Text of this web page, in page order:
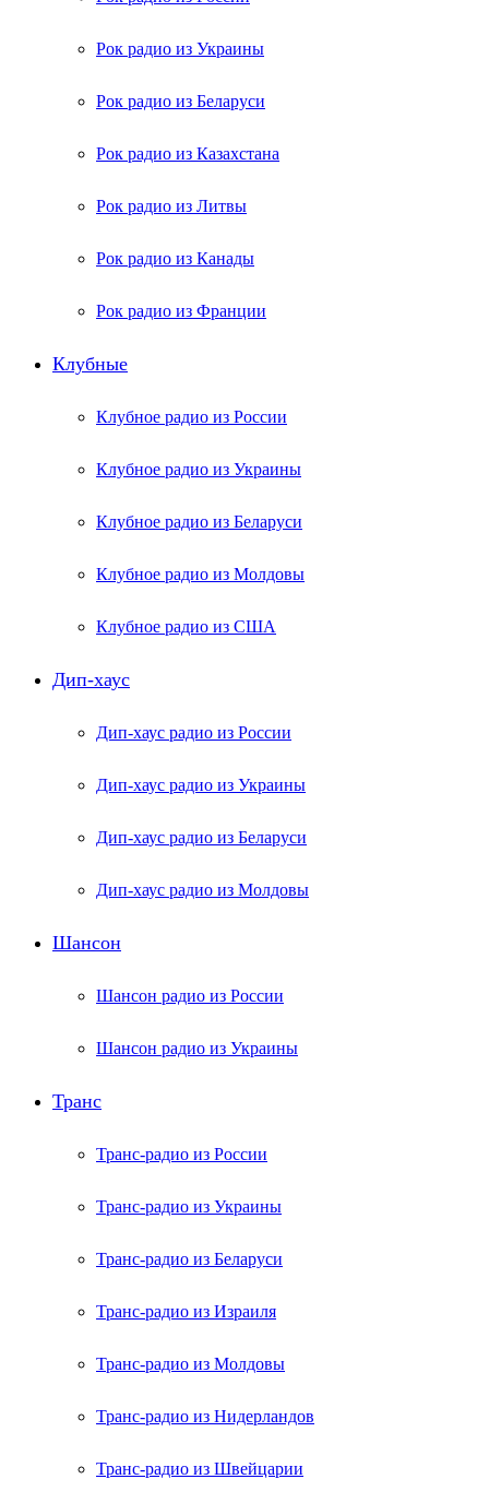
Рок радио из Украины
Рок радио из Беларуси
Рок радио из Казахстана
Рок радио из Литвы
Рок радио из Канады
Рок радио из Франции
Клубные
Клубное радио из России
Клубное радио из Украины
Клубное радио из Беларуси
Клубное радио из Молдовы
Клубное радио из США
Дип-хаус
Дип-хаус радио из России
Дип-хаус радио из Украины
Дип-хаус радио из Беларуси
Дип-хаус радио из Молдовы
Шансон
Шансон радио из России
Шансон радио из Украины
Транс
Транс-радио из России
Транс-радио из Украины
Транс-радио из Беларуси
Транс-радио из Израиля
Транс-радио из Молдовы
Транс-радио из Нидерландов
Транс-радио из Швейцарии